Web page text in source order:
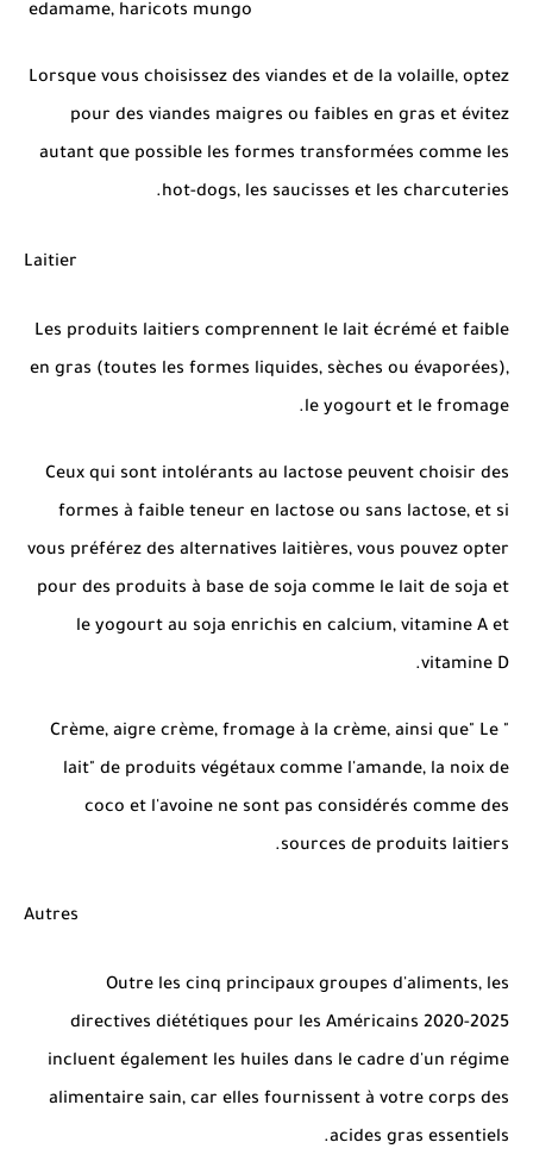
edamame, haricots mungo
Lorsque vous choisissez des viandes et de la volaille, optez
pour des viandes maigres ou faibles en gras et évitez
autant que possible les formes transformées comme les
hot-dogs, les saucisses et les charcuteries.
Laitier
Les produits laitiers comprennent le lait écrémé et faible
en gras (toutes les formes liquides, sèches ou évaporées),
le yogourt et le fromage.
Ceux qui sont intolérants au lactose peuvent choisir des
formes à faible teneur en lactose ou sans lactose, et si
vous préférez des alternatives laitières, vous pouvez opter
pour des produits à base de soja comme le lait de soja et
le yogourt au soja enrichis en calcium, vitamine A et
vitamine D.
Crème, aigre crème, fromage à la crème, ainsi que" Le "
lait" de produits végétaux comme l'amande, la noix de
coco et l'avoine ne sont pas considérés comme des
sources de produits laitiers.
Autres
Outre les cinq principaux groupes d'aliments, les
directives diététiques pour les Américains 2020-2025
incluent également les huiles dans le cadre d'un régime
alimentaire sain, car elles fournissent à votre corps des
acides gras essentiels.